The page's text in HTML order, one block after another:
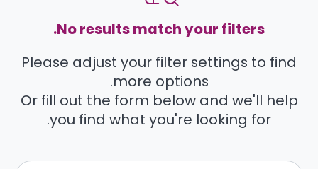
No results match your filters.
Please adjust your filter settings to find
more options.
Or fill out the form below and we'll help
you find what you're looking for.